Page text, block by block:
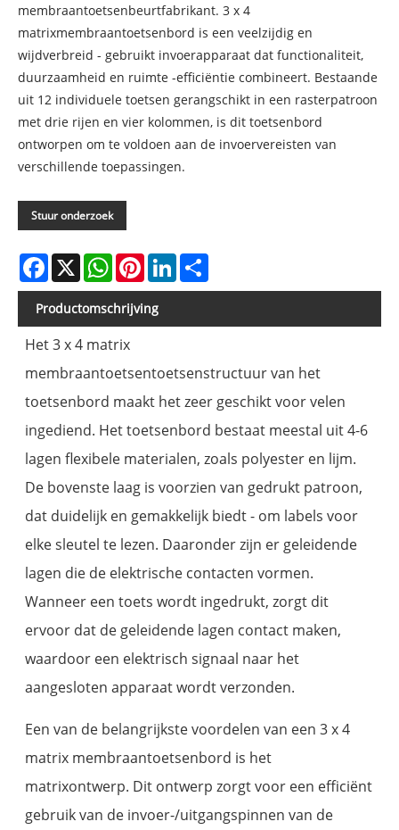
membraantoetsenbeurtfabrikant. 3 x 4
matrixmembraantoetsenbord is een veelzijdig en
wijdverbreid - gebruikt invoerapparaat dat functionaliteit,
duurzaamheid en ruimte -efficiëntie combineert. Bestaande
uit 12 individuele toetsen gerangschikt in een rasterpatroon
met drie rijen en vier kolommen, is dit toetsenbord
ontworpen om te voldoen aan de invoervereisten van
verschillende toepassingen.
Stuur onderzoek
Facebook
X WhatsAppPinterestLinkedIn
Productomschrijving
Het 3 x 4 matrix
membraantoetsentoetsenstructuur van het
toetsenbord maakt het zeer geschikt voor velen
ingediend. Het toetsenbord bestaat meestal uit 4-6
lagen flexibele materialen, zoals polyester en lijm.
De bovenste laag is voorzien van gedrukt patroon,
dat duidelijk en gemakkelijk biedt - om labels voor
elke sleutel te lezen. Daaronder zijn er geleidende
lagen die de elektrische contacten vormen.
Wanneer een toets wordt ingedrukt, zorgt dit
ervoor dat de geleidende lagen contact maken,
waardoor een elektrisch signaal naar het
aangesloten apparaat wordt verzonden.
Een van de belangrijkste voordelen van een 3 x 4
matrix membraantoetsenbord is het
matrixontwerp. Dit ontwerp zorgt voor een efficiënt
gebruik van de invoer-/uitgangspinnen van de